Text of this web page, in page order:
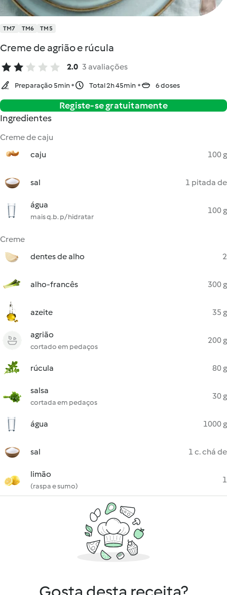
TM7 TM6 TM5
Creme de agrião e rúcula
2.0 3 avaliações
Preparação 5min Total 2h 45min 6 doses
Registe-se gratuitamente
Ingredientes
Creme de caju
caju
100 g
sal 1 pitada de
água
mais q.b. p/ hidratar
100 g
Creme
dentes de alho
2
alho-francês 300 g
azeite 35 g
agrião
cortado em pedaços
200 g
rúcula 80 g
salsa
cortada em pedaços
30 g
água 1000 g
sal 1 c. chá de
limão
(raspa e sumo)
1